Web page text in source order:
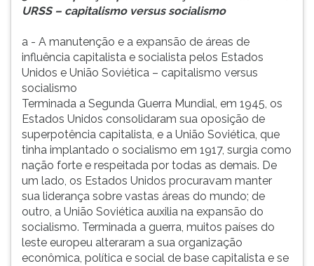
URSS – capitalismo versus socialismo
a - A manutenção e a expansão de áreas de
influência capitalista e socialista pelos Estados
Unidos e União Soviética – capitalismo versus
socialismo
Terminada a Segunda Guerra Mundial, em 1945, os
Estados Unidos consolidaram sua oposição de
superpotência capitalista, e a União Soviética, que
tinha implantado o socialismo em 1917, surgia como
nação forte e respeitada por todas as demais. De
um lado, os Estados Unidos procuravam manter
sua liderança sobre vastas áreas do mundo; de
outro, a União Soviética auxilia na expansão do
socialismo. Terminada a guerra, muitos países do
leste europeu alteraram a sua organização
econômica, política e social de base capitalista e se